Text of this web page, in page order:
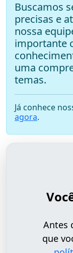
Buscamos
precisas e
nossa
importante
uma
temas.
Já conhece
agora.
Antes
que